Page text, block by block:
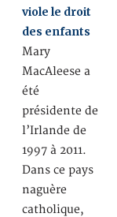
viole le droit
des enfants
Mary
MacAleese a
été
présidente de
l’Irlande de
1997 à 2011.
Dans ce pays
naguère
catholique,